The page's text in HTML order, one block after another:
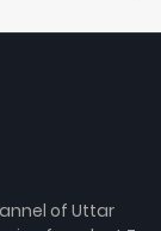
of Uttar